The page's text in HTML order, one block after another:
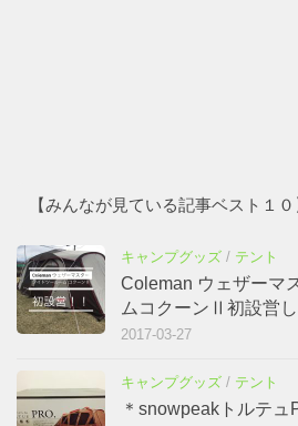
【みんなが見ている記事ベスト１０
キャンプグッズ / テント
Coleman ウェザーマ
ムコクーンⅡ初設営し
2017-03-27
キャンプグッズ / テント
＊snowpeakトルテュ